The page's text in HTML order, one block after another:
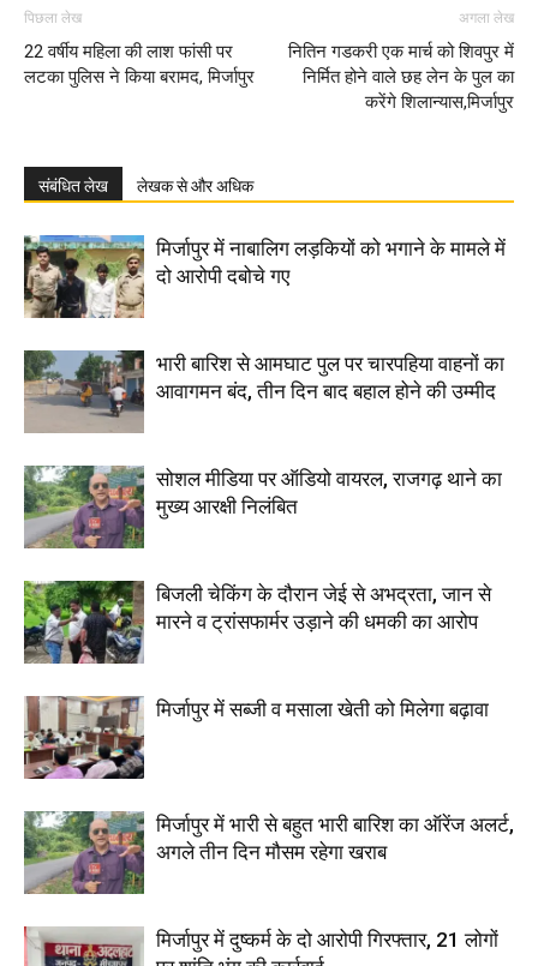
पिछला लेख
22 वर्षीय महिला की लाश फांसी पर
लटका पुलिस ने किया बरामद, मिर्जापुर
अगला लेख
नितिन गडकरी एक मार्च को शिवपुर में
निर्मित होने वाले छह लेन के पुल का
करेंगे शिलान्यास,मिर्जापुर
संबंधित लेख लेखक से और अधिक
मिर्जापुर में नाबालिग लड़कियों को भगाने के मामले में
दो आरोपी दबोचे गए
भारी बारिश से आमघाट पुल पर चारपहिया वाहनों का
आवागमन बंद, तीन दिन बाद बहाल होने की उम्मीद
सोशल मीडिया पर ऑडियो वायरल, राजगढ़ थाने का
मुख्य आरक्षी निलंबित
बिजली चेकिंग के दौरान जेई से अभद्रता, जान से
मारने व ट्रांसफार्मर उड़ाने की धमकी का आरोप
मिर्जापुर में सब्जी व मसाला खेती को मिलेगा बढ़ावा
मिर्जापुर में भारी से बहुत भारी बारिश का ऑरेंज अलर्ट,
अगले तीन दिन मौसम रहेगा खराब
मिर्जापुर में दुष्कर्म के दो आरोपी गिरफ्तार, 21 लोगों